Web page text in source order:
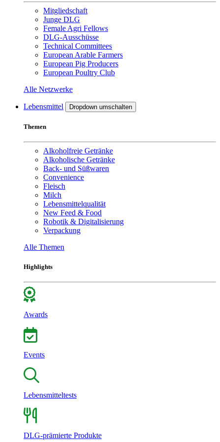
Mitgliedschaft
Junge DLG
Female Agri Fellows
DLG-Ausschüsse
Technical Committees
European Arable Farmers
European Pig Producers
European Poultry Club
Alle Netzwerke
Lebensmittel Dropdown umschalten
Themen
Alkoholfreie Getränke
Alkoholische Getränke
Back- und Süßwaren
Convenience
Fleisch
Milch
Lebensmittelqualität
New Feed & Food
Robotik & Digitalisierung
Verpackung
Alle Themen
Highlights
Awards
Events
Lebensmitteltests
DLG-prämierte Produkte